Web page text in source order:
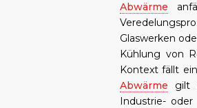
Abwärme
Glaswerken
Kühlung von
Kontext fällt
Abwärme gilt
Industrie-